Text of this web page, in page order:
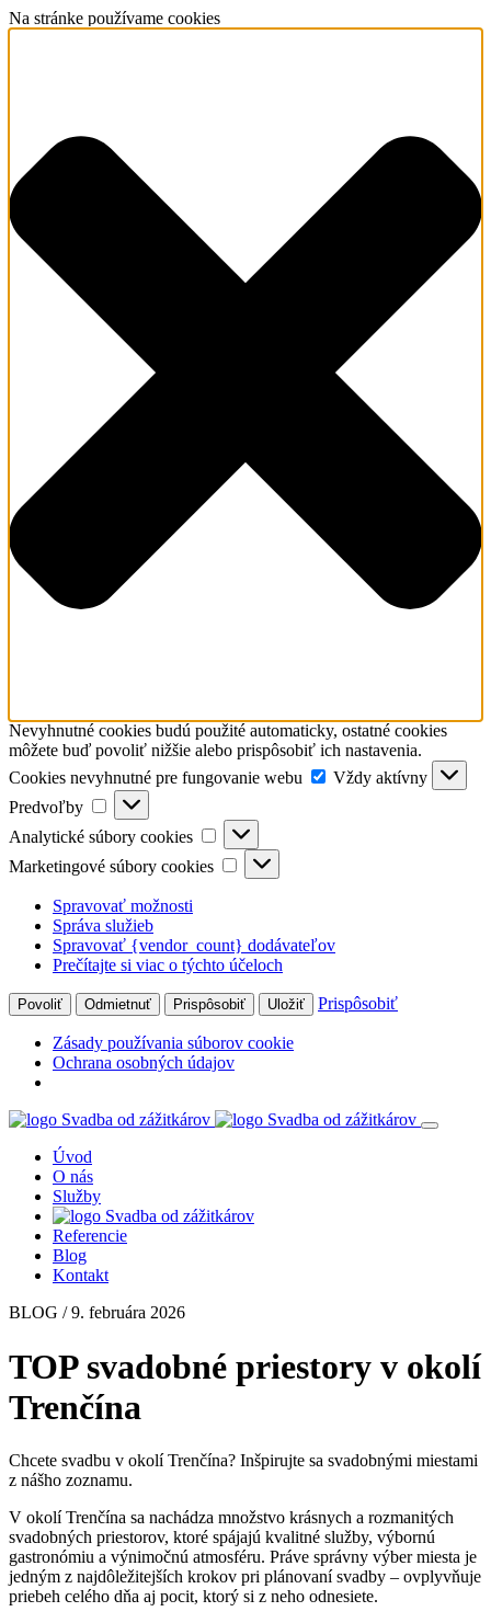
Na stránke používame cookies
Nevyhnutné cookies budú použité automaticky, ostatné cookies
môžete buď povoliť nižšie alebo prispôsobiť ich nastavenia.
Cookies nevyhnutné pre fungovanie webu
Cookies
nevyhnutné
Vždy aktívny
Predvoľby
Predvoľby
Analytické súbory cookies
Analytické
súbory
cookies
Marketingové súbory cookies
Marketingové
súbory
Spravovať možnosti
Správa služieb
Spravovať {vendor_count} dodávateľov
Prečítajte si viac o týchto účeloch
Povoliť Odmietnuť Prispôsobiť Uložiť Prispôsobiť
Zásady používania súborov cookie
Ochrana osobných údajov
Úvod
O nás
Služby
Referencie
Blog
Kontakt
BLOG / 9. februára 2026
TOP svadobné priestory v okolí
Trenčína
Chcete svadbu v okolí Trenčína? Inšpirujte sa svadobnými miestami
z nášho zoznamu.
V okolí Trenčína sa nachádza množstvo krásnych a rozmanitých
svadobných priestorov, ktoré spájajú kvalitné služby, výbornú
gastronómiu a výnimočnú atmosféru. Práve správny výber miesta je
jedným z najdôležitejších krokov pri plánovaní svadby – ovplyvňuje
priebeh celého dňa aj pocit, ktorý si z neho odnesiete.